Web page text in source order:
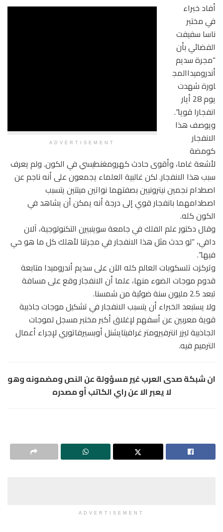
ADVERTISEMENT
أفاد خبراء
في مختبر
ناسا سفيفت
الفضائي بأن
“مجرة سديم
أندروميداالمج
اورة شهدت
يوم 28 أيار
انفجارا قويا”.
ويوصف هذا
الانفجار
كومضة
لأشعة غاما، وأقوى حادث كهرومغنطيسي في الكون. ولم يعرف
سبب هذا الانفجار. لكن غالبية العلماء يجمعون على أنه ناجم عن
اصطدام نجمين نيترونيين بصفتهما نواتين ميتتين يتسبب
اصطدامهما بانفجار قوي إلى درجة أنه يمكن أن يشاهد في
الكون كله.
وقال دكتور علم الفلك في جامعة سوينبيرن التكنولوجية، آلان
دافي، “لو حدث مثل هذا الانفجار في مجرتنا لأهلك كل ما هو حي
فيها”.
وتركزت تلسكوبات العالم كله الآن على سديم أندروميدا متابعة
قدوم موجات الضوء منها، علما أن الانفجار وقع على مسافة
تبعد 2.5 مليون سنة ضوئية من شمسنا.
ولا يستبعد الخبراء أن يتسبب الانفجار في تشكيل موجات جاذبية
قوية معربين عن أسفهم لإغلاق أكبر مختبر مسجل لموجات
الجاذبية ليزر انترفيرومتر غرافيتايشنل أوبسيرفاتوري لإجراء أعمال
الترميم فيه.
ان شبكة صدى العرب غير مسؤولة عن النص ومضمونه وهو
لا يعبر الا عن راي الكاتب أو مصدره
ADVERTISEMENT